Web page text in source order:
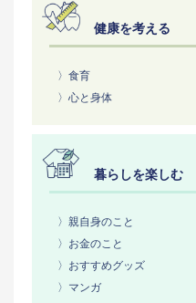
健康を考える
〉食育
〉心と身体
暮らしを楽しむ
〉親自身のこと
〉お金のこと
〉おすすめグッズ
〉マンガ